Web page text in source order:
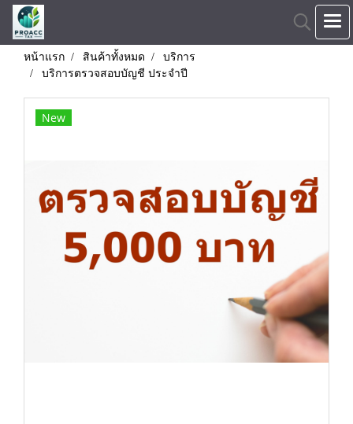
หน้าแรก สินค้าทั้งหมด
บริการ
บริการตรวจสอบบัญชี ประจำปี
New